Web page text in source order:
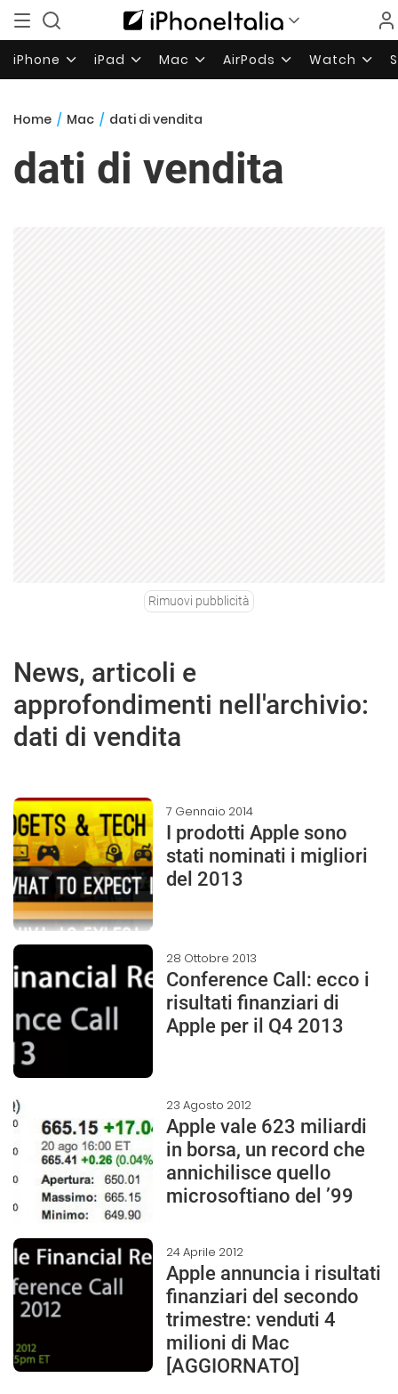
iPhone iPad Mac AirPods Watch
Home / Mac / dati di vendita
dati di vendita
Rimuovi pubblicità
News, articoli e
approfondimenti nell'archivio:
dati di vendita
7 Gennaio 2014
I prodotti Apple sono
stati nominati i migliori
del 2013
28 Ottobre 2013
Conference Call: ecco i
risultati finanziari di
Apple per il Q4 2013
23 Agosto 2012
Apple vale 623 miliardi
in borsa, un record che
annichilisce quello
microsoftiano del ’99
24 Aprile 2012
Apple annuncia i risultati
finanziari del secondo
trimestre: venduti 4
milioni di Mac
[AGGIORNATO]